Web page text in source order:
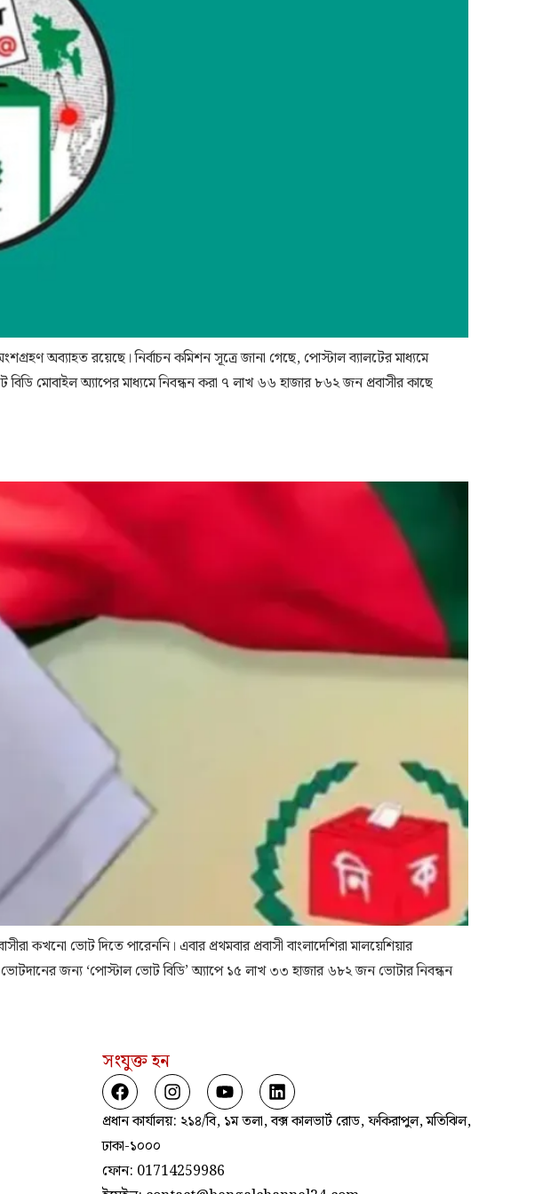
অব্যাহত রয়েছে। নির্বাচন কমিশন সূত্রে জানা গেছে, পোস্টাল ব্যালটের মাধ্যমে
মোবাইল অ্যাপের মাধ্যমে নিবন্ধন করা ৭ লাখ ৬৬ হাজার ৮৬২ জন প্রবাসীর কাছে
কখনো ভোট দিতে পারেননি। এবার প্রথমবার প্রবাসী বাংলাদেশিরা মালয়েশিয়ার
ভোটদানের জন্য ‘পোস্টাল ভোট বিডি’ অ্যাপে ১৫ লাখ ৩৩ হাজার ৬৮২ জন ভোটার নিবন্ধন
সংযুক্ত হন
প্রধান কার্যালয়: ২১৪/বি, ১ম তলা, বক্স কালভার্ট রোড, ফকিরাপুল, মতিঝিল,
ঢাকা-১০০০
ফোন: 01714259986